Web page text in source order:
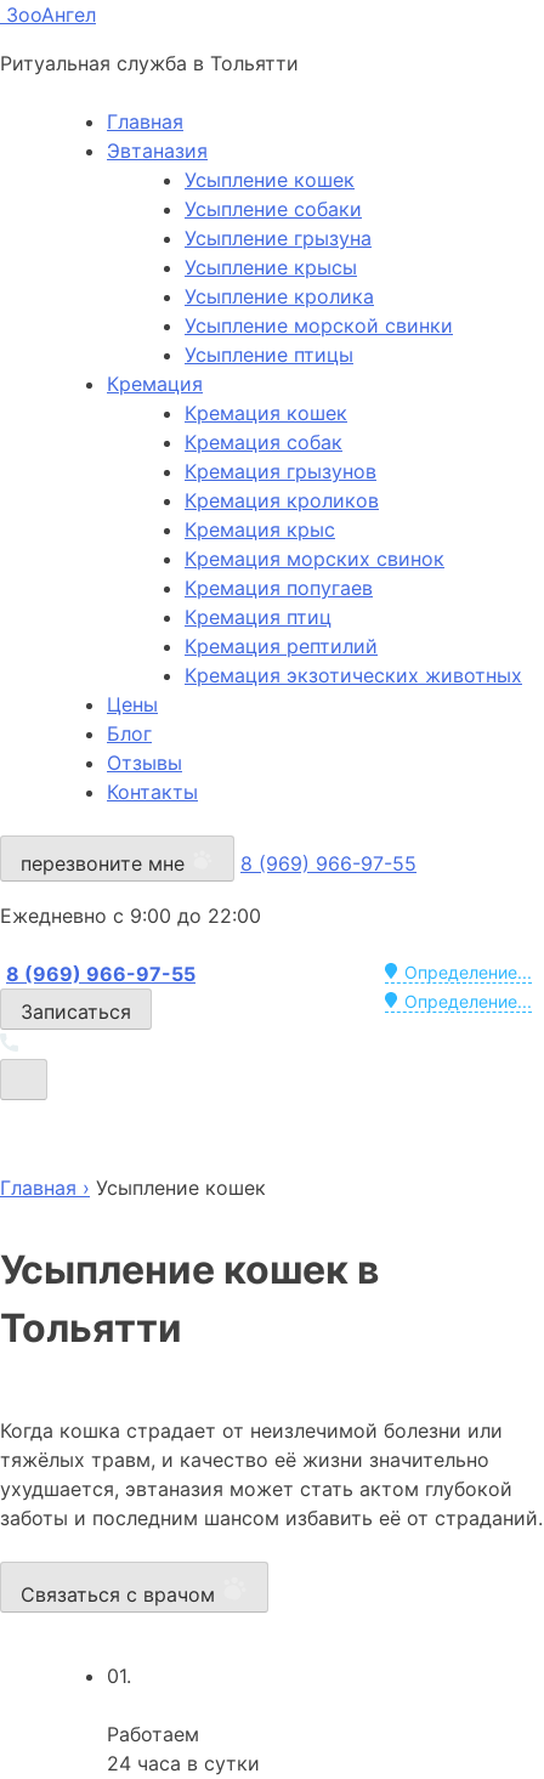
ЗооАнгел
Ритуальная служба в Тольятти
Главная
Эвтаназия
Усыпление кошек
Усыпление собаки
Усыпление грызуна
Усыпление крысы
Усыпление кролика
Усыпление морской свинки
Усыпление птицы
Кремация
Кремация кошек
Кремация собак
Кремация грызунов
Кремация кроликов
Кремация крыс
Кремация морских свинок
Кремация попугаев
Кремация птиц
Кремация рептилий
Кремация экзотических животных
Цены
Блог
Отзывы
Контакты
перезвоните мне 8 (969) 966-97-55
Ежедневно с 9:00 до 22:00
Определение...
8 (969) 966-97-55
Определение...
Записаться
Главная › Усыпление кошек
Усыпление кошек в
Тольятти
Когда кошка страдает от неизлечимой болезни или
тяжёлых травм, и качество её жизни значительно
ухудшается, эвтаназия может стать актом глубокой
заботы и последним шансом избавить её от страданий.
Связаться с врачом
01.
Работаем
24 часа в сутки